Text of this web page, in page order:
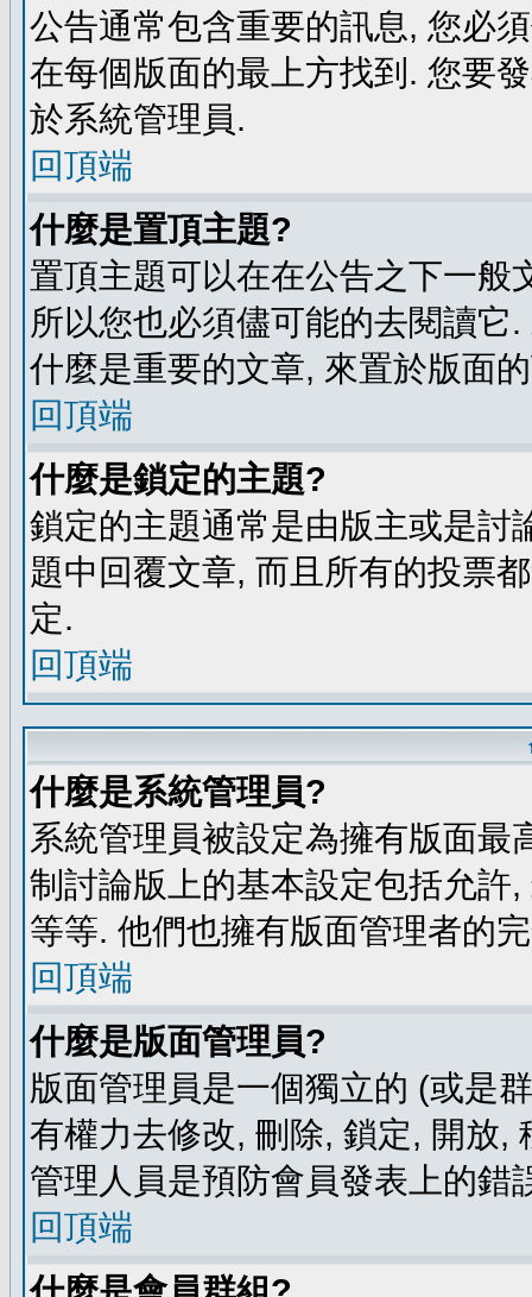
公告通常包含重要的訊息, 您必
在每個版面的最上方找到. 您要
於系統管理員.
回頂端
什麼是置頂主題?
置頂主題可以在在公告之下一般
所以您也必須儘可能的去閱讀
什麼是重要的文章, 來置於版面
回頂端
什麼是鎖定的主題?
鎖定的主題通常是由版主或是討
題中回覆文章, 而且所有的投票
定.
回頂端
什麼是系統管理員?
系統管理員被設定為擁有版面最
制討論版上的基本設定包括允許
等等. 他們也擁有版面管理者的
回頂端
什麼是版面管理員?
版面管理員是一個獨立的 (或是
有權力去修改, 刪除, 鎖定, 開放,
管理人員是預防會員發表上的錯
回頂端